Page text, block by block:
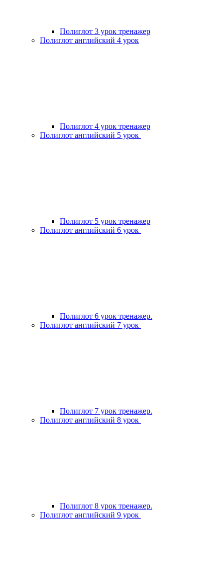
Полиглот 3 урок тренажер
Полиглот английский 4 урок
Полиглот 4 урок тренажер
Полиглот английский 5 урок
Полиглот 5 урок тренажер
Полиглот английский 6 урок
Полиглот 6 урок тренажер.
Полиглот английский 7 урок
Полиглот 7 урок тренажер.
Полиглот английский 8 урок
Полиглот 8 урок тренажер.
Полиглот английский 9 урок